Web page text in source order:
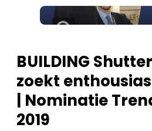
BUILDING
zoekt
| Nominatie
2019